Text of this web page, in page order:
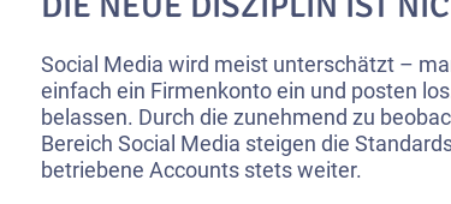
Social Media wird meist unterschätzt –
einfach ein Firmenkonto ein und posten
belassen. Durch die zunehmend zu
Bereich Social Media steigen die
betriebene Accounts stets weiter.